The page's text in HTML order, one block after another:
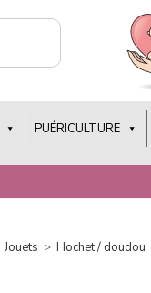
PUÉRICULTURE
Jouets > Hochet / doudou